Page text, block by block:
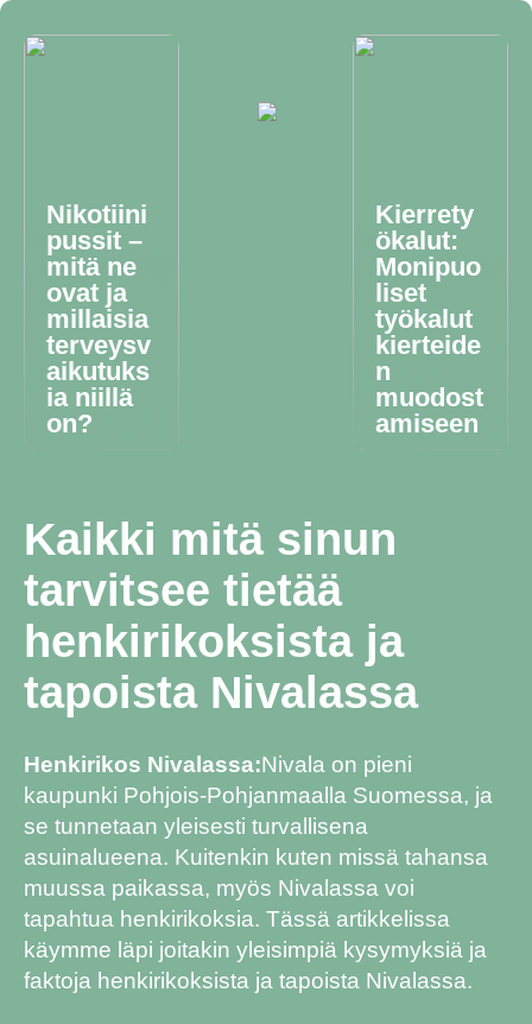
Nikotiini
pussit –
mitä ne
ovat ja
millaisia
terveysv
aikutuks
ia niillä
on?
Kierrety
ökalut:
Monipuo
liset
työkalut
kierteide
n
muodost
amiseen
Kaikki mitä sinun
tarvitsee tietää
henkirikoksista ja
tapoista Nivalassa
Henkirikos Nivalassa:Nivala on pieni
kaupunki Pohjois-Pohjanmaalla Suomessa, ja
se tunnetaan yleisesti turvallisena
asuinalueena. Kuitenkin kuten missä tahansa
muussa paikassa, myös Nivalassa voi
tapahtua henkirikoksia. Tässä artikkelissa
käymme läpi joitakin yleisimpiä kysymyksiä ja
faktoja henkirikoksista ja tapoista Nivalassa.